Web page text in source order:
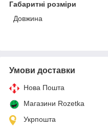
Габаритні розміри
Довжина
Умови доставки
Нова Пошта
Магазини Rozetka
Укрпошта